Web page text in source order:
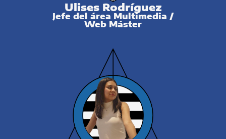
Ulises Rodríguez
Jefe del área Multimedia /
Web Máster